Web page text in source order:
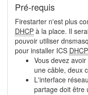
Pré-requis
Firestarter n'est plus
DHCP à la place. Il
pouvoir utiliser
pour installer ICS DHCP
Vous devez
une câble, deux
L'interface
partage doit être